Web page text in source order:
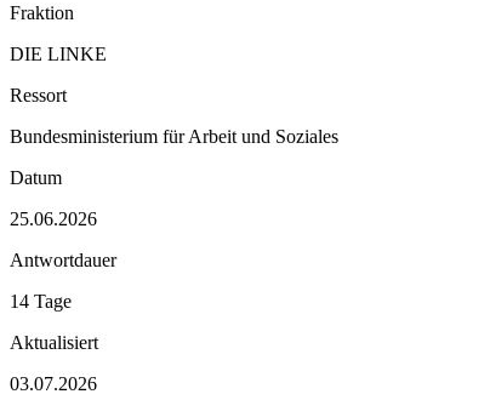
Fraktion
DIE LINKE
Ressort
Bundesministerium für Arbeit und Soziales
Datum
25.06.2026
Antwortdauer
14 Tage
Aktualisiert
03.07.2026